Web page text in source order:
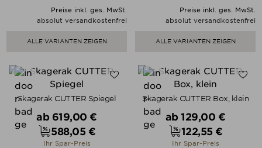
Preise inkl. ges. MwSt.
absolut versandkostenfrei
ALLE VARIANTEN ZEIGEN
Preise inkl. ges. MwSt.
absolut versandkostenfrei
ALLE VARIANTEN ZEIGEN
Skagerak CUTTER Spiegel
Verkaufspreis
ab 619,00 €
Preis
588,05 €
Ihr Spar-Preis
Skagerak CUTTER Box, klein
Verkaufspreis
ab 129,00 €
Preis
122,55 €
Ihr Spar-Preis